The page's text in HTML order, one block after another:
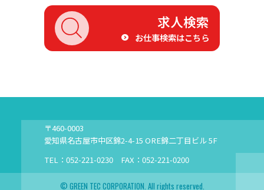
求人検索
お仕事検索はこちら
〒460-0003
愛知県名古屋市中区錦2-4-15 ORE錦二丁目ビル 5F
TEL：052-221-0230 FAX：052-221-0200
© GREEN TEC CORPORATION. All rights reserved.